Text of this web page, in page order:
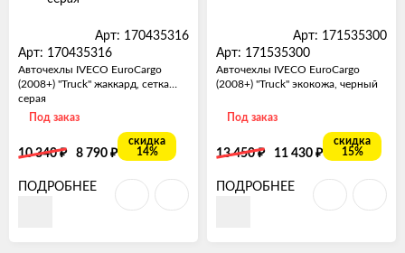
Арт: 170435316
Арт: 170435316
Авточехлы IVECO EuroCargo
(2008+) "Truck" жаккард, сетка
серая
Под заказ
10 340₽ 8 790 ₽
скидка
14%
ПОДРОБНЕЕ
Арт: 171535300
Арт: 171535300
Авточехлы IVECO EuroCargo
(2008+) "Truck" экокожа, черный
Под заказ
13 450₽ 11 430 ₽
скидка
15%
ПОДРОБНЕЕ